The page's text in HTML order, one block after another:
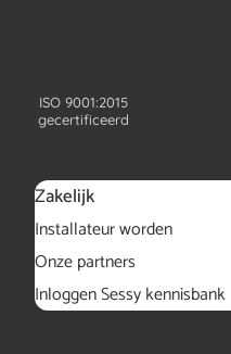
ISO 9001:2015
gecertificeerd
Zakelijk
Installateur worden
Onze partners
Inloggen Sessy kennisbank